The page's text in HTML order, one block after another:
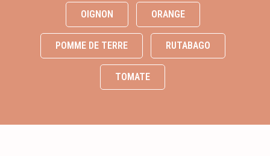
OIGNON ORANGE
POMME DE TERRE RUTABAGO
TOMATE